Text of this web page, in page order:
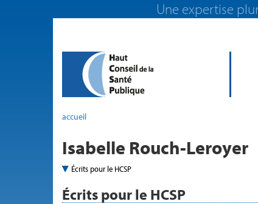
Une expertise
accueil
Isabelle Rouch-Leroyer
Écrits pour le HCSP
Écrits pour le HCSP